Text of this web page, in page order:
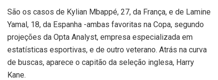
São os casos de Kylian Mbappé, 27, da França, e de Lamine
Yamal, 18, da Espanha -ambas favoritas na Copa, segundo
projeções da Opta Analyst, empresa especializada em
estatísticas esportivas, e de outro veterano. Atrás na curva
de buscas, aparece o capitão da seleção inglesa, Harry
Kane.